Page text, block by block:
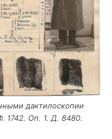
дак­ти­ло­ско­пии
1742. Оп. 1. Д. 8480.